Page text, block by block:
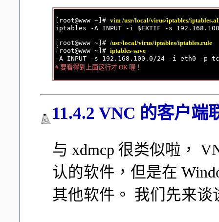
[root@www ~]# vim /usr/local/virus/iptables/
iptables -A INPUT -i $EXTIF -s
[root@www ~]# /usr/local/virus/iptables/iptables.rule
[root@www ~]# iptables-save
# 要看得到上面这行才 OK 喔！
11.4.2 VNC 的客户端
与 xdmcp 很类似啦，
认的软件，但是在
其他软件。 我们先来